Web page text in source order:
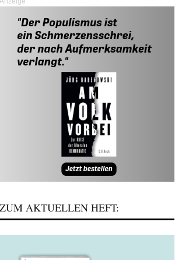
ZUM AKTUELLEN HEFT: